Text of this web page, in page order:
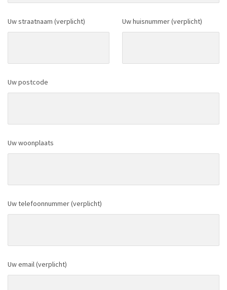
Uw straatnaam (verplicht) Uw huisnummer (verplicht)
Uw postcode
Uw woonplaats
Uw telefoonnummer (verplicht)
Uw email (verplicht)